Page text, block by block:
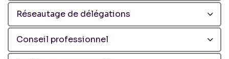
Réseautage de délégations
Conseil professionnel